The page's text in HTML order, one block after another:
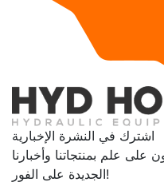
اشترك في النشرة الإخبارية
على علم بمنتجاتنا وأخبارنا
الجديدة على الفور!